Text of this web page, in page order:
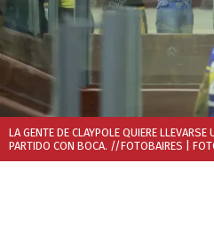
LA GENTE DE CLAYPOLE QUIERE
PARTIDO CON BOCA. //FOTOBAIRES
|